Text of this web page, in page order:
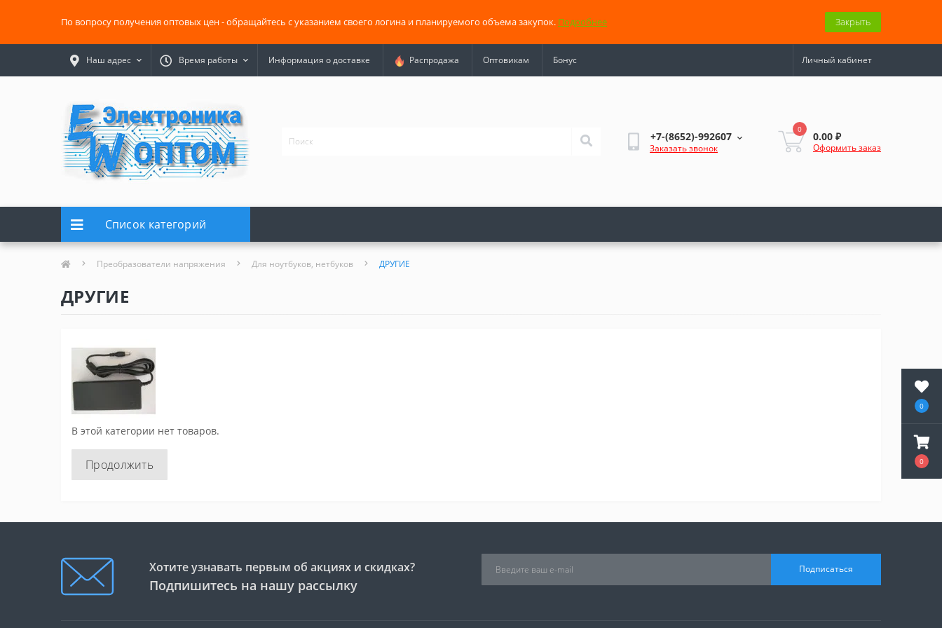
0
0
По вопросу получения оптовых цен - обращайтесь с указанием своего логина и планируемого объема закупок. Подробнее Закрыть
Наш адрес Время работы Информация о доставке Распродажа Оптовикам Бонус Личный кабинет
+7-(8652)-992607
Заказать звонок
0
0.00 ₽
Оформить заказ
Список категорий
Преобразователи напряжения Для ноутбуков, нетбуков ДРУГИЕ
ДРУГИЕ
В этой категории нет товаров.
Продолжить
Хотите узнавать первым об акциях и скидках?
Подпишитесь на нашу рассылку
Подписаться